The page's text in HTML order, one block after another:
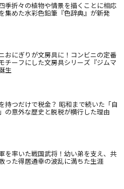
季折々の植物や情景を描くことに相応
集めた水彩色鉛筆『色辞典』が新発
おにぎりが文房具に！コンビニの定番
チーフにした文房具シリーズ『ジムマ
生
持つだけで税金？ 昭和まで続いた「自
の意外な歴史と脱税が横行した理由
を率いた戦国武将！幼い弟を支え、共
った得居通幸の波乱に満ちた生涯